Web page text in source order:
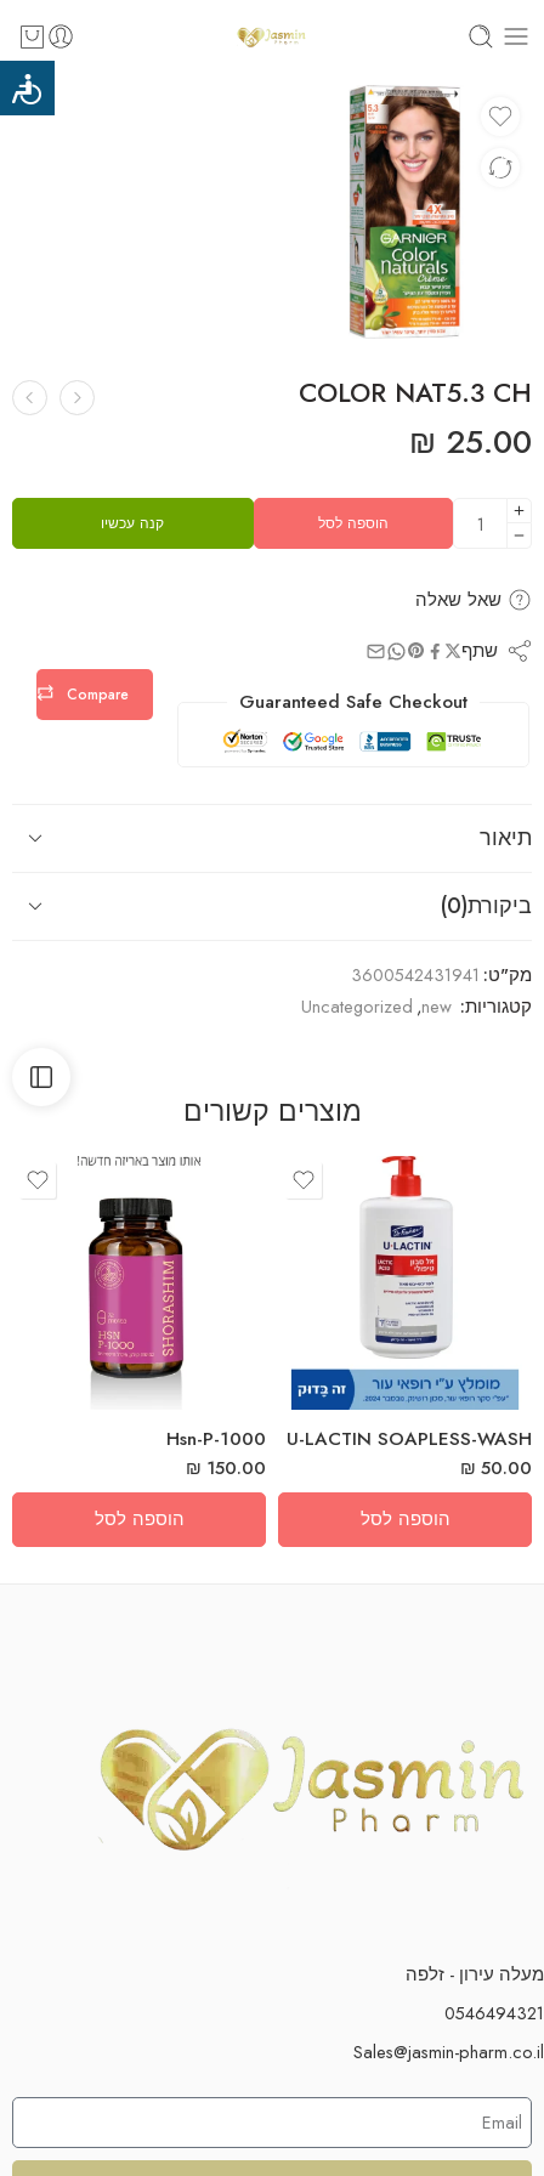
‎COLOR‎ ‎NAT‎5‎.‎3‎ ‎CH
25.00
₪
הוספה לסל קנה עכשיו
שאל שאלה
Compare
שתף
Guaranteed Safe Checkout
תיאור
ביקורת(0)
מק"ט: 3600542431941
קטגוריות: new
,
Uncategorized
מוצרים קשורים
‎U‎-‎LACTIN‎ ‎SOAPLESS‎-‎WASH
50.00
₪
הוספה לסל
Hsn-P-1000
150.00
₪
הוספה לסל
מעלה עירון - זלפה
0546494321
Sales@jasmin-pharm.co.il